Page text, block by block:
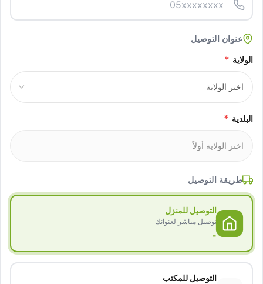
عنوان التوصيل
الولاية *
البلدية *
طريقة التوصيل
التوصيل للمنزل
توصيل مباشر لعنوانك
-
التوصيل للمكتب